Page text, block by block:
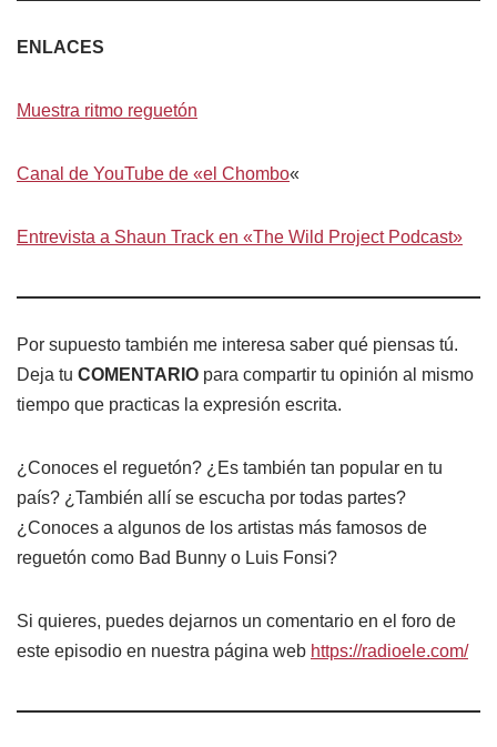
ENLACES
Muestra ritmo reguetón
Canal de YouTube de «el Chombo«
Entrevista a Shaun Track en «The Wild Project Podcast»
Por supuesto también me interesa saber qué piensas tú.
Deja tu COMENTARIO para compartir tu opinión al mismo
tiempo que practicas la expresión escrita.
¿Conoces el reguetón? ¿Es también tan popular en tu
país? ¿También allí se escucha por todas partes?
¿Conoces a algunos de los artistas más famosos de
reguetón como Bad Bunny o Luis Fonsi?
Si quieres, puedes dejarnos un comentario en el foro de
este episodio en nuestra página web https://radioele.com/